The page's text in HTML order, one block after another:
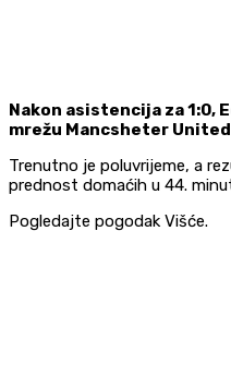
Nakon asistencija za 1:0,
mrežu Mancsheter
Trenutno je poluvrijeme, a
prednost domaćih u 44.
Pogledajte pogodak Višće.